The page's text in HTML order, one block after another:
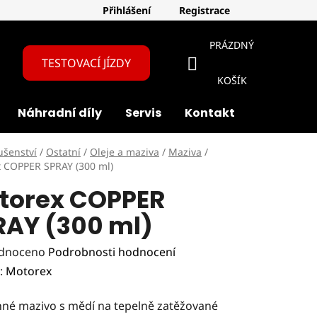
Přihlášení Registrace
TESTOVACÍ JÍZDY
NÁKUPNÍ
KOŠÍK
PRÁZDNÝ
KOŠÍK
Náhradní díly Servis Kontakt
/ Ostatní / Oleje a maziva / Maziva /
SPRAY (300 ml)
COPPER
(300 ml)
Podrobnosti hodnocení
Motorex
mazivo s mědí na tepelně zatěžované